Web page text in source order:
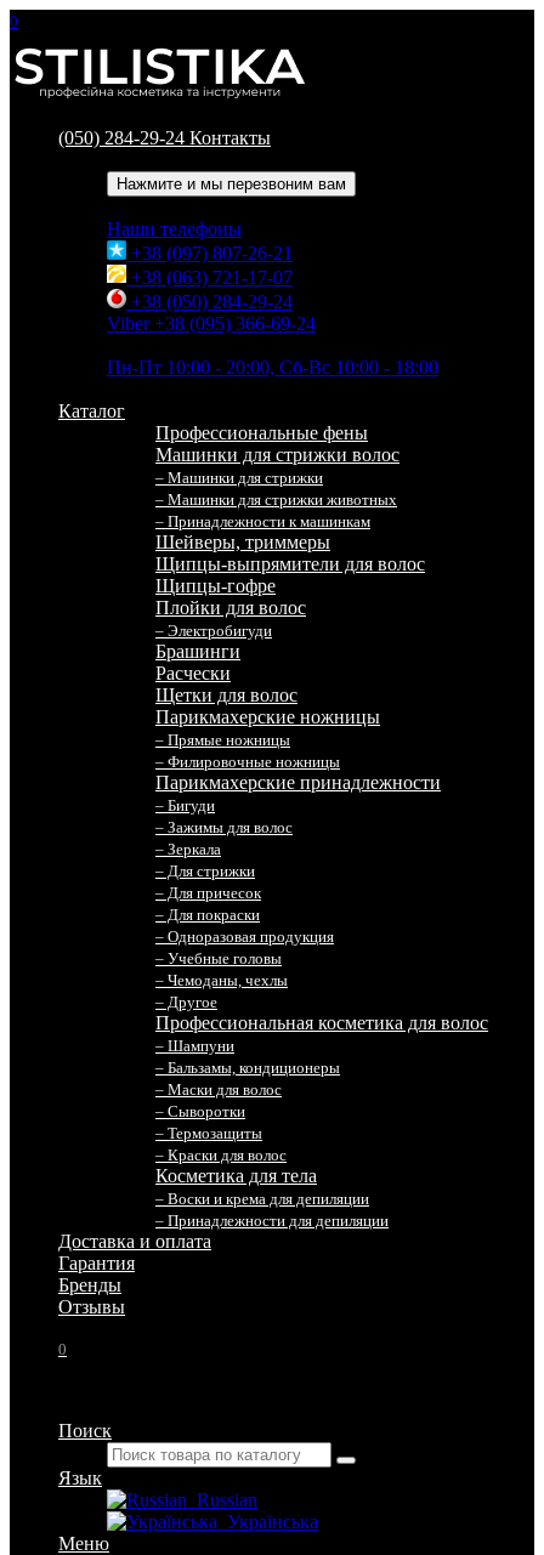
0
(050) 284-29-24 Контакты
Нажмите и мы перезвоним вам
Наши телефоны
+38 (097) 807-26-21
+38 (063) 721-17-07
+38 (050) 284-29-24
Viber +38 (095) 366-69-24
Пн-Пт 10:00 - 20:00, Сб-Вс 10:00 - 18:00
Каталог
Профессиональные фены
Машинки для стрижки волос
– Машинки для стрижки
– Машинки для стрижки животных
– Принадлежности к машинкам
Шейверы, триммеры
Щипцы-выпрямители для волос
Щипцы-гофре
Плойки для волос
– Электробигуди
Брашинги
Расчески
Щетки для волос
Парикмахерские ножницы
– Прямые ножницы
– Филировочные ножницы
Парикмахерские принадлежности
– Бигуди
– Зажимы для волос
– Зеркала
– Для стрижки
– Для причесок
– Для покраски
– Одноразовая продукция
– Учебные головы
– Чемоданы, чехлы
– Другое
Профессиональная косметика для волос
– Шампуни
– Бальзамы, кондиционеры
– Маски для волос
– Сыворотки
– Термозащиты
– Краски для волос
Косметика для тела
– Воски и крема для депиляции
– Принадлежности для депиляции
Доставка и оплата
Гарантия
Бренды
Отзывы
0
Поиск
Язык
Russian
Українська
Меню